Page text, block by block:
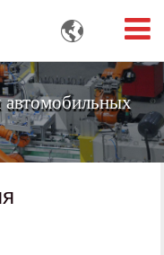

автомобильных